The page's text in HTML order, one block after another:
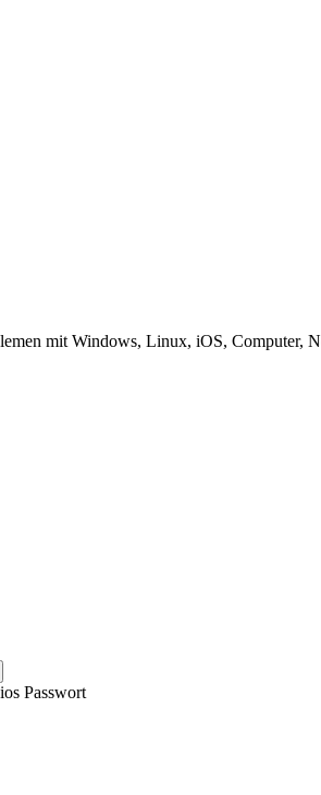
mit Windows, Linux, iOS, Computer,
Passwort